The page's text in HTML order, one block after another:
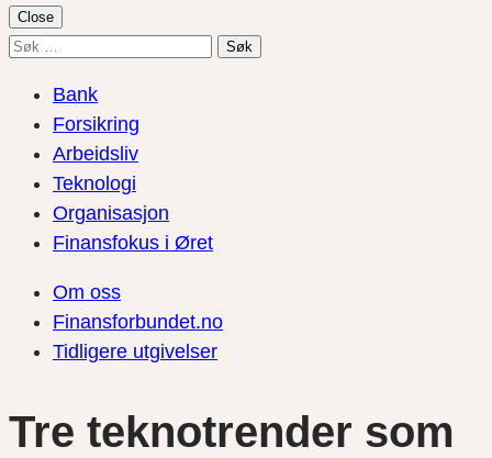
etter:
Close
Søk
Bank
Forsikring
Arbeidsliv
Teknologi
Organisasjon
Finansfokus i Øret
Om oss
Finansforbundet.no
Tidligere utgivelser
Tre teknotrender som